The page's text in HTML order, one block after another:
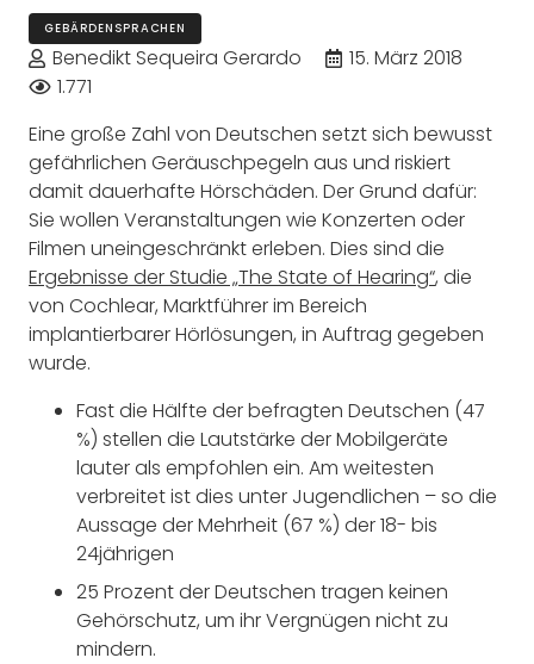
GEBÄRDENSPRACHEN
Benedikt Sequeira Gerardo
15. März 2018
1.771
Eine große Zahl von Deutschen setzt sich bewusst
gefährlichen Geräuschpegeln aus und riskiert
damit dauerhafte Hörschäden. Der Grund dafür:
Sie wollen Veranstaltungen wie Konzerten oder
Filmen uneingeschränkt erleben. Dies sind die
Ergebnisse der Studie „The State of Hearing“, die
von Cochlear, Marktführer im Bereich
implantierbarer Hörlösungen, in Auftrag gegeben
wurde.
Fast die Hälfte der befragten Deutschen (47
%) stellen die Lautstärke der Mobilgeräte
lauter als empfohlen ein. Am weitesten
verbreitet ist dies unter Jugendlichen – so die
Aussage der Mehrheit (67 %) der 18- bis
24jährigen
25 Prozent der Deutschen tragen keinen
Gehörschutz, um ihr Vergnügen nicht zu
mindern.